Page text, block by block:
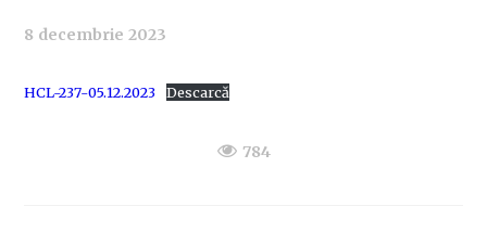
8 decembrie 2023
HCL-237-05.12.2023 Descarcă
784